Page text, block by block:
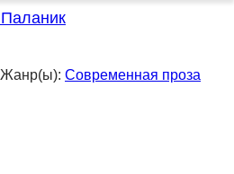
Жанр(ы): Современная проза